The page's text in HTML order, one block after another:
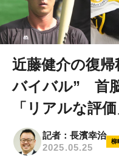
近藤健介の復
バイバル” 首
「リアルな評価
記者：長濱幸治
2025.05.25
柳